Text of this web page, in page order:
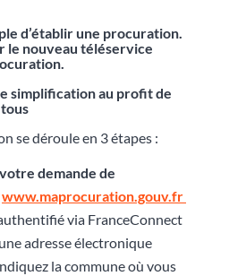
d’établir une procuration.
le nouveau téléservice
simplification au profit de
tous
se déroule en 3 étapes :
demande de
www.maprocuration.gouv.fr
via FranceConnect
adresse électronique
la commune où vous